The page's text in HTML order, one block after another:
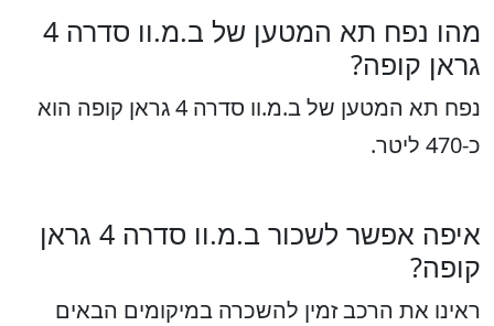
מהו נפח תא המטען של ב.מ.וו סדרה 4
גראן קופה?
נפח תא המטען של ב.מ.וו סדרה 4 גראן קופה הוא
כ-470 ליטר.
איפה אפשר לשכור ב.מ.וו סדרה 4 גראן
קופה?
ראינו את הרכב זמין להשכרה במיקומים הבאים